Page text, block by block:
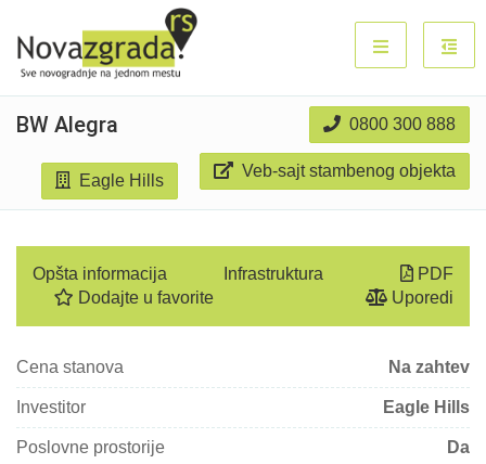
BW Alegra 0800 300 888
Veb-sajt stambenog objekta
Eagle Hills
Belgrade Waterfront
Opšta informacija Infrastruktura
PDF
Dodajte u favorite
Uporedi
Cena stanova Na zahtev
Investitor Eagle Hills
Poslovne prostorije Da